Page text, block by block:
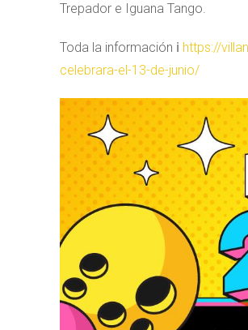
Trepador e Iguana Tango.
Toda la información ℹ️ https://
celebrara-el-13-de-junio/